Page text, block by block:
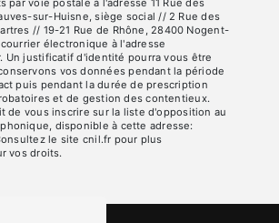
par voie postale à l'adresse 11 Rue des
sur-Huisne, siège social // 2 Rue des
// 19-21 Rue de Rhône, 28400 Nogent-
électronique à l'adresse
Un justificatif d'identité pourra vous être
vos données pendant la période
puis pendant la durée de prescription
et de gestion des contentieux.
de vous inscrire sur la liste d'opposition au
disponible à cette adresse:
le site cnil.fr pour plus
vos droits.